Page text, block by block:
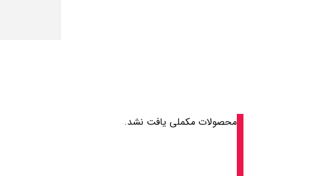
محصولات مکملی یافت نشد.